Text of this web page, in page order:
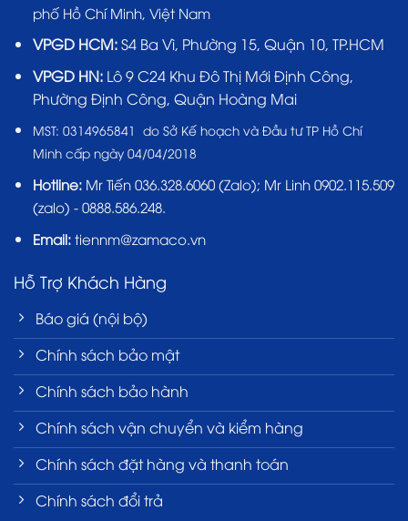
phố Hồ Chí Minh, Việt Nam
VPGD HCM:S4 Ba Vì, Phường 15, Quận 10, TP.HCM
VPGD HN:Lô 9 C24 Khu Đô Thị Mới Định Công,
Phường Định Công, Quận Hoàng Mai
MST: 0314965841 do Sở Kế hoạch và Đầu tư TP Hồ Chí
Minh cấp ngày 04/04/2018
Hotline: Mr Tiến 036.328.6060(Zalo); Mr Linh 0902.115.509
(zalo) - 0888.586.248.
Email:tiennm@zamaco.vn
Hỗ Trợ Khách Hàng
Báo giá (nội bộ)
Chính sách bảo mật
Chính sách bảo hành
Chính sách vận chuyển và kiểm hàng
Chính sách đặt hàng và thanh toán
Chính sách đổi trả